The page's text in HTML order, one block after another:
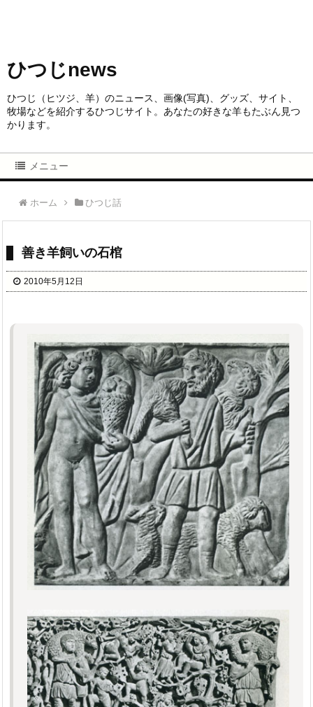
ひつじnews
ひつじ（ヒツジ、羊）のニュース、画像(写真)、グッズ、サイト、
牧場などを紹介するひつじサイト。あなたの好きな羊もたぶん見つ
かります。
メニュー
ホーム ひつじ話
善き羊飼いの石棺
2010年5月12日